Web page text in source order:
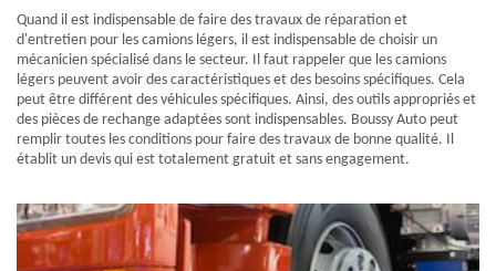
Quand il est indispensable de faire des travaux de réparation et
d'entretien pour les camions légers, il est indispensable de choisir un
mécanicien spécialisé dans le secteur. Il faut rappeler que les camions
légers peuvent avoir des caractéristiques et des besoins spécifiques. Cela
peut être différent des véhicules spécifiques. Ainsi, des outils appropriés et
des pièces de rechange adaptées sont indispensables. Boussy Auto peut
remplir toutes les conditions pour faire des travaux de bonne qualité. Il
établit un devis qui est totalement gratuit et sans engagement.